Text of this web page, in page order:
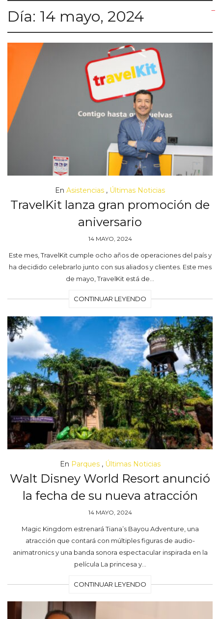
Día: 14 mayo, 2024
En Asistencias , Últimas Noticias
TravelKit lanza gran promoción de
aniversario
14 MAYO, 2024
Este mes, TravelKit cumple ocho años de operaciones del país y
ha decidido celebrarlo junto con sus aliados y clientes. Este mes
de mayo, TravelKit está de…
CONTINUAR LEYENDO
En Parques, Últimas Noticias
Walt Disney World Resort anunció
la fecha de su nueva atracción
14 MAYO, 2024
Magic Kingdom estrenará Tiana’s Bayou Adventure, una
atracción que contará con múltiples figuras de audio-
animatronics y una banda sonora espectacular inspirada en la
película La princesa y…
CONTINUAR LEYENDO